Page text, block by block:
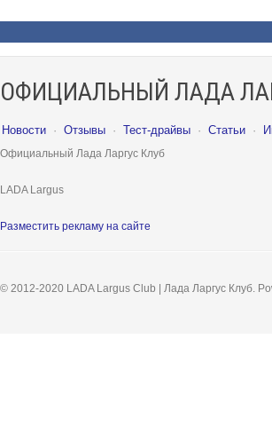
ОФИЦИАЛЬНЫЙ ЛАДА
Новости · Отзывы · Тест-драйвы · Статьи ·
Официальный Лада Ларгус Клуб
LADA Largus
Разместить рекламу на сайте
© 2012-2020 LADA Largus Club | Лада Ларгус Клуб.